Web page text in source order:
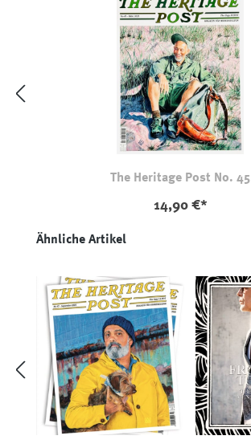
The Heritage Post No. 45
14,90 €*
Produktgalerie überspringen
Ähnliche Artikel